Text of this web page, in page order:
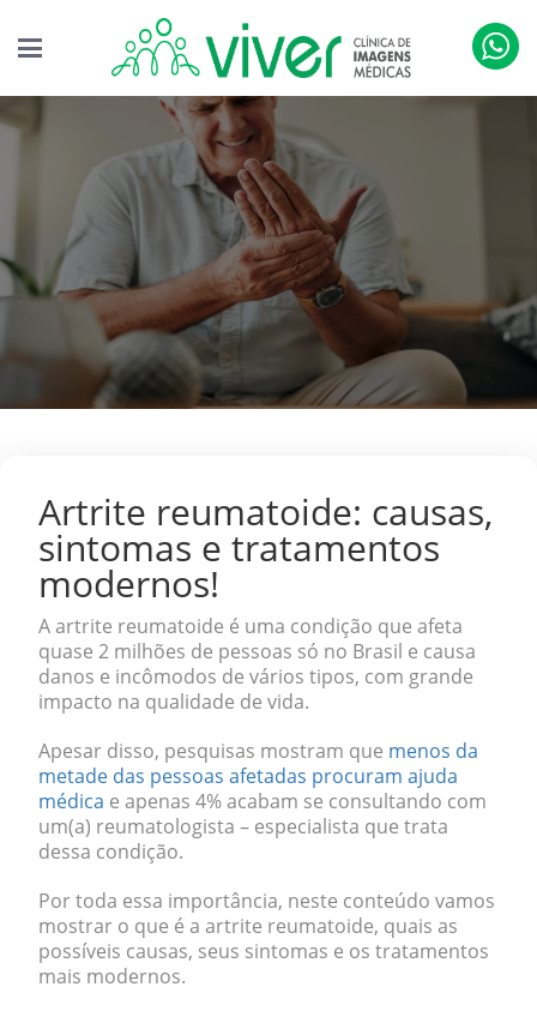
Artrite reumatoide: causas,
sintomas e tratamentos
modernos!
A artrite reumatoide é uma condição que afeta
quase 2 milhões de pessoas só no Brasil e causa
danos e incômodos de vários tipos, com grande
impacto na qualidade de vida.
Apesar disso, pesquisas mostram que menos da
metade das pessoas afetadas procuram ajuda
médica e apenas 4% acabam se consultando com
um(a) reumatologista – especialista que trata
dessa condição.
Por toda essa importância, neste conteúdo vamos
mostrar o que é a artrite reumatoide, quais as
possíveis causas, seus sintomas e os tratamentos
mais modernos.